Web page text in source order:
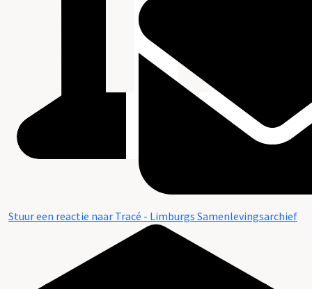
Stuur een reactie naar Tracé - Limburgs Samenlevingsarchief